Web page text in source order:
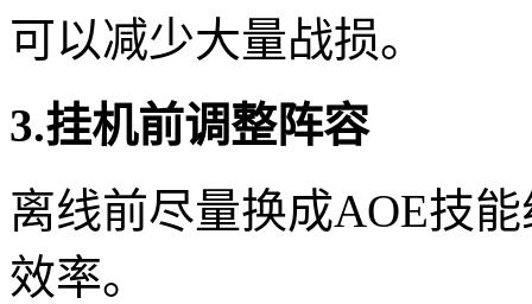
可以减少大量战损。
3.挂机前调整阵容
离线前尽量换成AOE技
效率。